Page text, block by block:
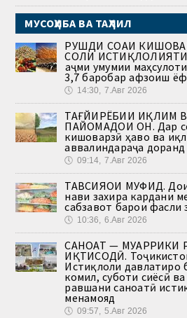
МУСОҲИБА ВА ТАҲЛИЛ
РУШДИ СОҲАИ
СОЛИ
Ҳаҷми умумии
3,7 баробар афзоиш
🕔 14:30, 7.Авг 2026
ТАҒЙИРЁБИИ ИҚЛИМ
ПАЙОМАДҲОИ ОН. Дар
кишоварзӣ ҳаво ва
аввалиндараҷа доранд
🕔 09:14, 7.Авг 2026
ТАВСИЯҲОИ МУФИД.
нави захира кардани
сабзавот барои фасли
🕔 10:36, 6.Авг 2026
САНОАТ — МУҲАРРИКИ
ИҚТИСОДӢ.
Истиқлоли давлатиро
комил, суботи сиёсӣ
равшани саноатӣ
менамояд
🕔 09:57, 5.Авг 2026